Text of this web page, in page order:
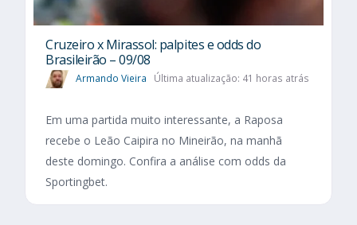
Cruzeiro x Mirassol: palpites e odds do
Brasileirão – 09/08
Armando Vieira Última atualização: 41 horas atrás
Em uma partida muito interessante, a Raposa
recebe o Leão Caipira no Mineirão, na manhã
deste domingo. Confira a análise com odds da
Sportingbet.